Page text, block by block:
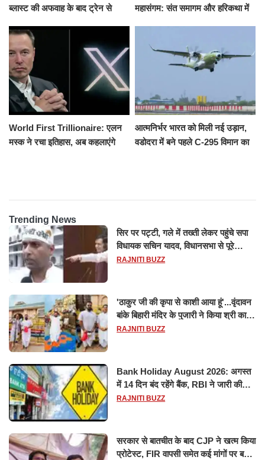
ब्लास्ट की अफवाह के बाद ट्रेन से
रौंदा, 4 की मौत
महासंगम: संत समागम और हरिकथा में
World First Trillionaire: एलन
मस्क ने रचा इतिहास, अब कहलाएंगे
आत्मनिर्भर भारत को मिली नई उड़ान,
वडोदरा में बने पहले C-295 विमान का
Trending News
सिर पर पट्टी, गले में तख्ती लेकर पहुंचे सपा
विधायक सचिन यादव, विधानसभा से पूरे
मानसून सत्र के लिए किया गया निलंबित
RAJNITI BUZZ
'ठाकुर जी की कृपा से काशी आया हूं'...वृंदावन
बांके बिहारी मंदिर के पुजारी ने किया श्री काशी
विश्वनाथ का जलाभिषेक
RAJNITI BUZZ
Bank Holiday August 2026: अगस्त
में 14 दिन बंद रहेंगे बैंक, RBI ने जारी की
छुट्टियों की लिस्ट​​​​​​​
RAJNITI BUZZ
सरकार से बातचीत के बाद CJP ने खत्म किया
प्रोटेस्ट, FIR वापसी समेत कई मांगों पर बनी